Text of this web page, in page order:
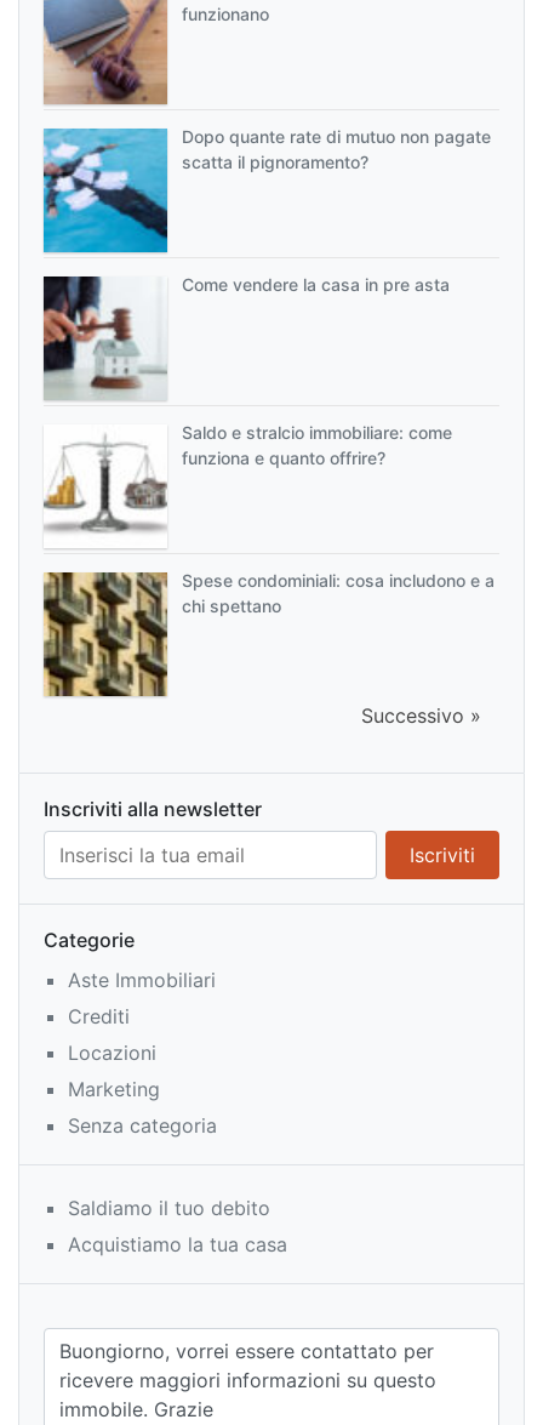
funzionano
Dopo quante rate di mutuo non pagate
scatta il pignoramento?
Come vendere la casa in pre asta
Saldo e stralcio immobiliare: come
funziona e quanto offrire?
Spese condominiali: cosa includono e a
chi spettano
Successivo »
Inscriviti alla newsletter
Categorie
Aste Immobiliari
Crediti
Locazioni
Marketing
Senza categoria
Saldiamo il tuo debito
Acquistiamo la tua casa